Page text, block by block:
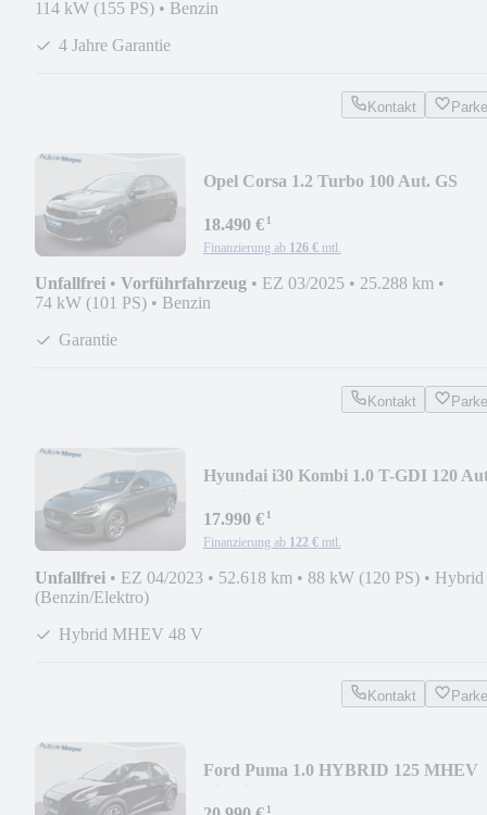
114 kW (155 PS) • Benzin
4 Jahre Garantie
Kontakt
Opel Corsa 1.2 Turbo 100 Aut. GS
18.490 €¹
Finanzierung ab 126 € mtl.
Unfallfrei • Vorführfahrzeug • EZ 03/2025 • 25.288 km •
74 kW (101 PS) • Benzin
Garantie
Kontakt
Hyundai i30 Kombi 1.0 T-GDI 120
17.990 €¹
Finanzierung ab 122 € mtl.
Unfallfrei • EZ 04/2023 • 52.618 km • 88 kW (120 PS) • Hybrid
(Benzin/Elektro)
Hybrid MHEV 48 V
Kontakt
Ford Puma 1.0 HYBRID 125 MHEV
¹